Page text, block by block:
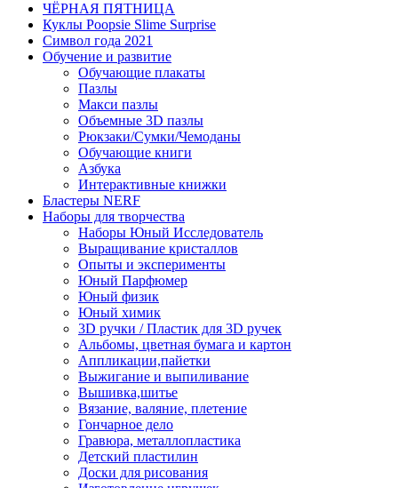
ЧЁРНАЯ ПЯТНИЦА
Куклы Poopsie Slime Surprise
Символ года 2021
Обучение и развитие
Обучающие плакаты
Пазлы
Макси пазлы
Объемные 3D пазлы
Рюкзаки/Сумки/Чемоданы
Обучающие книги
Азбука
Интерактивные книжки
Бластеры NERF
Наборы для творчества
Наборы Юный Исследователь
Выращивание кристаллов
Опыты и эксперименты
Юный Парфюмер
Юный физик
Юный химик
3D ручки / Пластик для 3D ручек
Альбомы, цветная бумага и картон
Аппликации,пайетки
Выжигание и выпиливание
Вышивка,шитье
Вязание, валяние, плетение
Гончарное дело
Гравюра, металлопластика
Детский пластилин
Доски для рисования